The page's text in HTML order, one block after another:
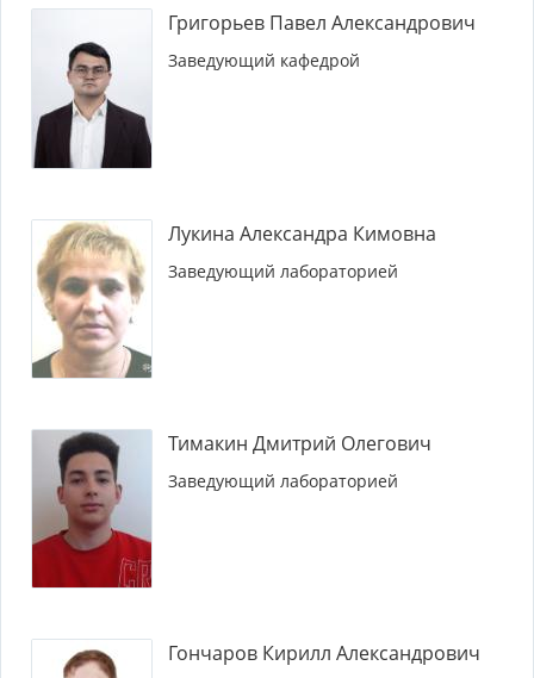
Григорьев Павел Александрович
Заведующий кафедрой
Лукина Александра Кимовна
Заведующий лабораторией
Тимакин Дмитрий Олегович
Заведующий лабораторией
Гончаров Кирилл Александрович